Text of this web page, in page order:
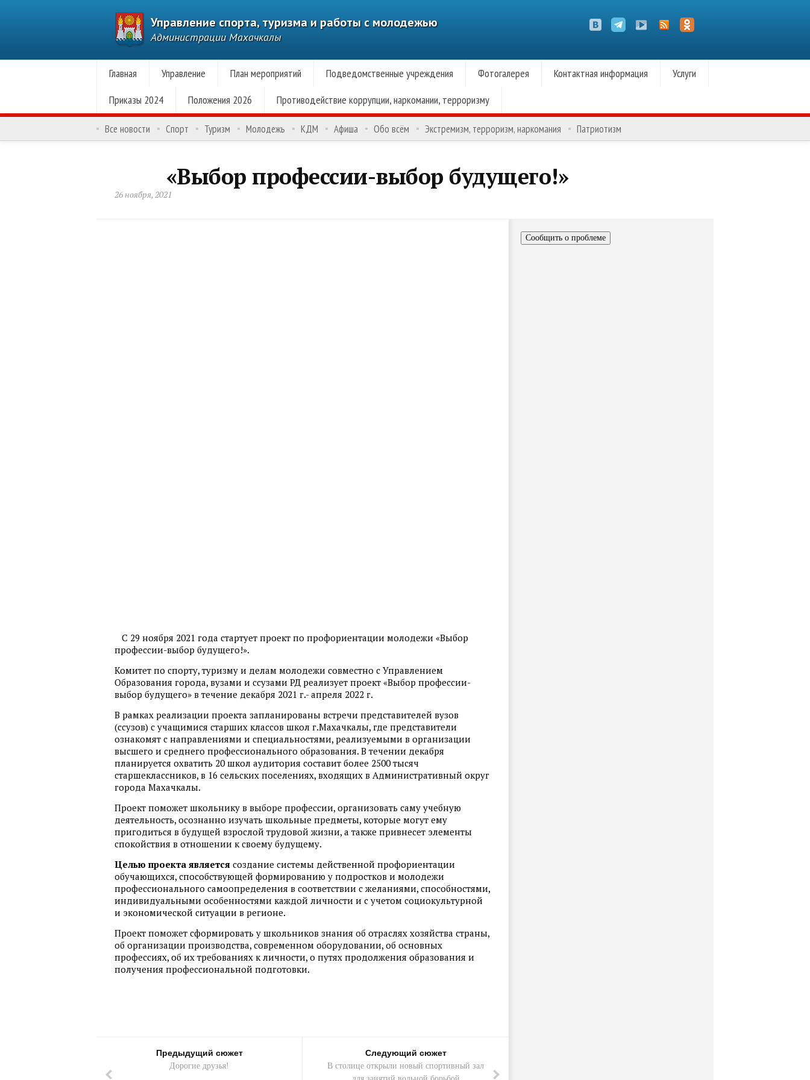
Управление спорта, туризма и работы с молодежью
Администрации Махачкалы
Главная Управление План мероприятий Подведомственные учреждения Фотогалерея Контактная информация
Услуги
Приказы 2024
Положения 2026 Противодействие коррупции, наркомании, терроризму
Все новости Спорт Туризм Молодежь КДМ Афиша Обо всём Экстремизм, терроризм, наркомания Патриотизм
«Выбор профессии-выбор будущего!»
26 ноября, 2021
С 29 ноября 2021 года стартует проект по профориентации молодежи «Выбор
профессии-выбор будущего!».
Комитет по спорту, туризму и делам молодежи совместно с Управлением
Образования города, вузами и ссузами РД реализует проект «Выбор профессии-
выбор будущего» в течение декабря 2021 г.- апреля 2022 г.
В рамках реализации проекта запланированы встречи представителей вузов
(ссузов) с учащимися старших классов школ г.Махачкалы, где представители
ознакомят с направлениями и специальностями, реализуемыми в организации
высшего и среднего профессионального образования. В течении декабря
планируется охватить 20 школ аудитория составит более 2500 тысяч
старшеклассников, в 16 сельских поселениях, входящих в Административный округ
города Махачкалы.
Проект поможет школьнику в выборе профессии, организовать саму учебную
деятельность, осознанно изучать школьные предметы, которые могут ему
пригодиться в будущей взрослой трудовой жизни, а также привнесет элементы
спокойствия в отношении к своему будущему.
Целью проекта является создание системы действенной профориентации
обучающихся, способствующей формированию у подростков и молодежи
профессионального самоопределения в соответствии с желаниями, способностями,
индивидуальными особенностями каждой личности и с учетом социокультурной
и экономической ситуации в регионе.
Проект поможет сформировать у школьников знания об отраслях хозяйства страны,
об организации производства, современном оборудовании, об основных
профессиях, об их требованиях к личности, о путях продолжения образования и
получения профессиональной подготовки.
Предыдущий сюжет
Дорогие друзья!
Следующий сюжет
В столице открыли новый спортивный зал
Сообщить о проблеме